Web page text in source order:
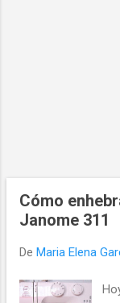
Cómo
Janome 311
De Maria Elena